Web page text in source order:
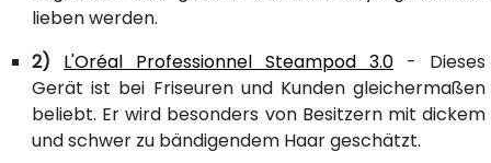
lieben werden.
2)
L'Oréal Professionnel Steampod 3.0 - Dieses
Gerät ist bei Friseuren und Kunden gleichermaßen
beliebt. Er wird besonders von Besitzern mit dickem
und schwer zu bändigendem Haar geschätzt.